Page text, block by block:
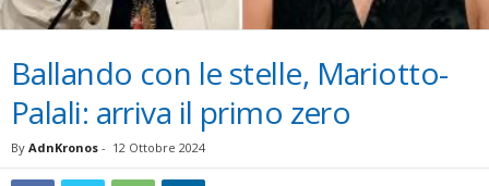
Ballando con le stelle, Mariotto-
Palali: arriva il primo zero
By AdnKronos - 12 Ottobre 2024